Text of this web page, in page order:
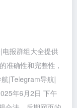
报群组大全提供
准确性和完整性，
|Telegram导航|
年6月2日 下午